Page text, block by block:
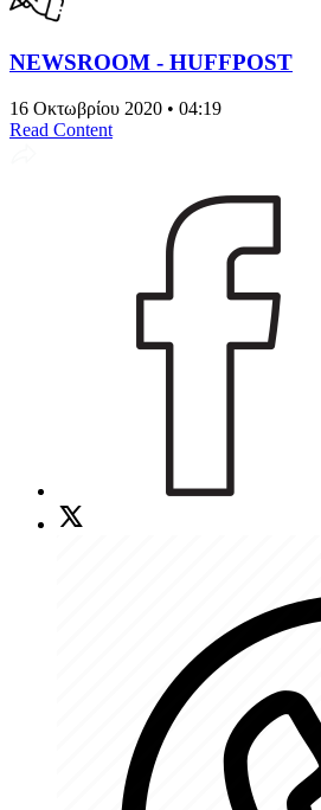
NEWSROOM - HUFFPOST
16 Οκτωβρίου 2020 • 04:19
Read Content